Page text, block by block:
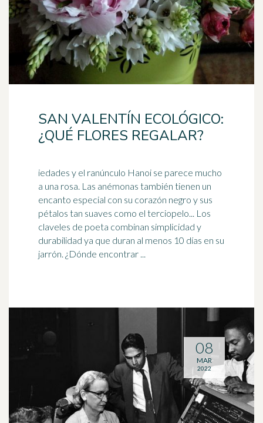
SAN VALENTÍN ECOLÓGICO:
¿QUÉ FLORES REGALAR?
iedades y el ranúnculo Hanoi se parece mucho
a una rosa. Las anémonas también tienen un
encanto especial con su corazón negro y sus
pétalos tan suaves como el terciopelo... Los
claveles de poeta combinan simplicidad y
durabilidad ya que duran al menos 10 días en su
jarrón. ¿Dónde encontrar ...
08
MAR
2022